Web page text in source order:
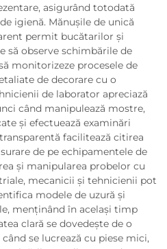
asigurând totodată
igienă. Mănușile de unică
permit bucătarilor și
să observe schimbările de
monitorizeze procesele de
de decorare cu o
de laborator apreciază
când manipulează mostre,
și efectuează examinări
facilitează citirea
de pe echipamentele de
și manipularea probelor cu
mecanicii și tehnicienii pot
modele de uzură și
menținând în același timp
clară se dovedește de o
se lucrează cu piese mici,